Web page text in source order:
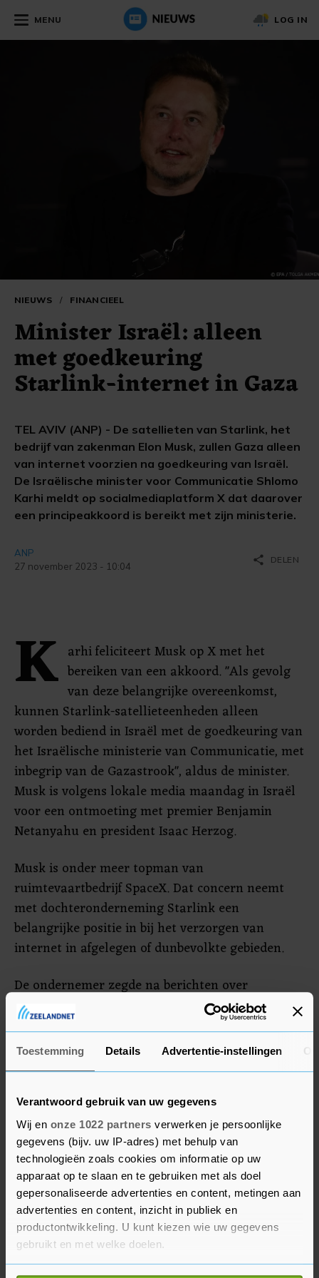
Toestemming Details Advertentie-instellingen
Verantwoord gebruik van uw gegevens
Wij en onze 1022 partners verwerken je persoonlijke
gegevens (bijv. uw IP-adres) met behulp van
technologieën zoals cookies om informatie op uw
apparaat op te slaan en te gebruiken met als doel
gepersonaliseerde advertenties en content, metingen aan
advertenties en content, inzicht in publiek en
productontwikkeling. U kunt kiezen wie uw gegevens
gebruikt en met welke doelen.
MENU LOG IN
NIEUWS / FINANCIEEL
Minister Israël: alleen
met goedkeuring
Starlink-internet in Gaza
TEL AVIV (ANP) - De satellieten van Starlink, het
bedrijf van zakenman Elon Musk, zullen Gaza alleen
van internet voorzien na goedkeuring van Israël.
De Israëlische minister voor Communicatie Shlomo
Karhi meldt op socialmediaplatform X dat daarover
een principeakkoord is bereikt met zijn ministerie.
ANP
27 november 2023 - 10:04
share DELEN
K arhi feliciteert Musk op X met het
bereiken van een akkoord. "Als gevolg
van deze belangrijke overeenkomst,
kunnen Starlink-satellieteenheden alleen
worden bediend in Israël met de goedkeuring van
het Israëlische ministerie van Communicatie, met
inbegrip van de Gazastrook", aldus de minister.
Musk is volgens lokale media maandag in Israël
voor een ontmoeting met premier Benjamin
Netanyahu en president Isaac Herzog.
Musk is onder meer topman van
ruimtevaartbedrijf SpaceX. Dat concern neemt
met dochteronderneming Starlink een
belangrijke positie in bij het verzorgen van
internet in afgelegen of dunbevolkte gebieden.
De ondernemer zegde na berichten over
uitgevallen communicatielijnen in Gaza
hulporganisaties eind oktober al hulp toe van
Starlink, al was die wel voorbehouden aan
"internationaal erkende" hulporganisaties.